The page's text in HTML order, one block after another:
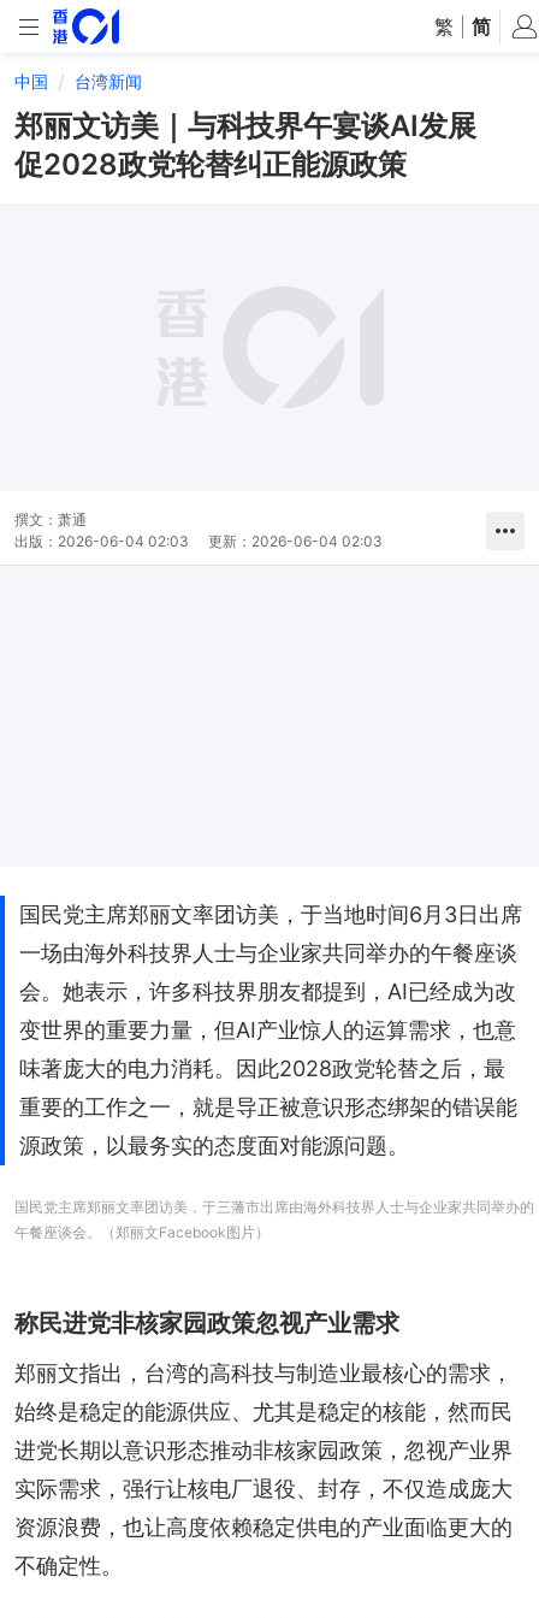
繁 简
中国 台湾新闻
郑丽文访美｜与科技界午宴谈AI发展
促2028政党轮替纠正能源政策
撰文： 萧通
出版： 2026-06-04 02:03 更新： 2026-06-04 02:03
国民党主席郑丽文率团访美，于当地时间6月3日出席
一场由海外科技界人士与企业家共同举办的午餐座谈
会。她表示，许多科技界朋友都提到，AI已经成为改
变世界的重要力量，但AI产业惊人的运算需求，也意
味著庞大的电力消耗。因此2028政党轮替之后，最
重要的工作之一，就是导正被意识形态绑架的错误能
源政策，以最务实的态度面对能源问题。
国民党主席郑丽文率团访美，于三藩市出席由海外科技界人士与企业家共同举办的
午餐座谈会。（郑丽文Facebook图片）
称民进党非核家园政策忽视产业需求
郑丽文指出，台湾的高科技与制造业最核心的需求，
始终是稳定的能源供应、尤其是稳定的核能，然而民
进党长期以意识形态推动非核家园政策，忽视产业界
实际需求，强行让核电厂退役、封存，不仅造成庞大
资源浪费，也让高度依赖稳定供电的产业面临更大的
不确定性。